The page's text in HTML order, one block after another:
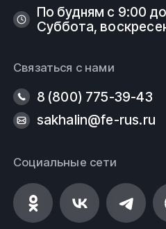
По будням с 9:00
Суббота,
Связаться с нами
8 (800) 775-39-43
sakhalin@fe-rus.ru
Социальные сети